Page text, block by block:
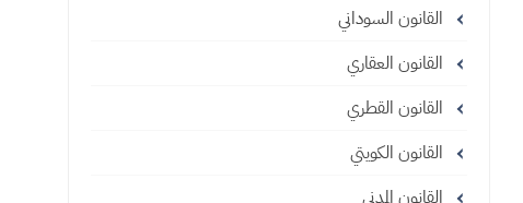
القانون السوداني
القانون العقاري
القانون القطري
القانون الكويتي
القانون المدني